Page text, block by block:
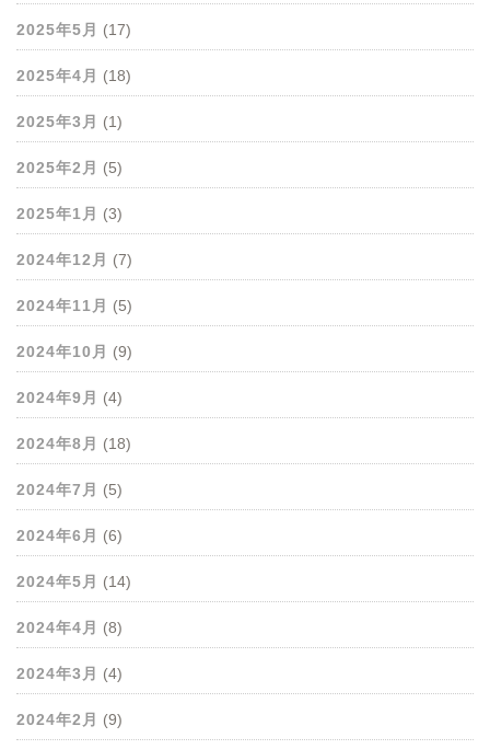
2025年5月 (17)
2025年4月 (18)
2025年3月 (1)
2025年2月 (5)
2025年1月 (3)
2024年12月 (7)
2024年11月 (5)
2024年10月 (9)
2024年9月 (4)
2024年8月 (18)
2024年7月 (5)
2024年6月 (6)
2024年5月 (14)
2024年4月 (8)
2024年3月 (4)
2024年2月 (9)